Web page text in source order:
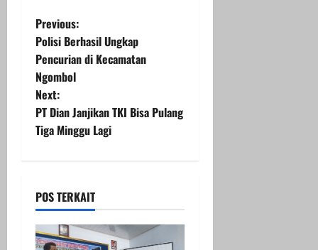
P
o
s
t
n
v
i
Previous:
Polisi Berhasil Ungkap
Pencurian di Kecamatan
Ngombol
Next:
PT Dian Janjikan TKI Bisa Pulang
Tiga Minggu Lagi
POS TERKAIT